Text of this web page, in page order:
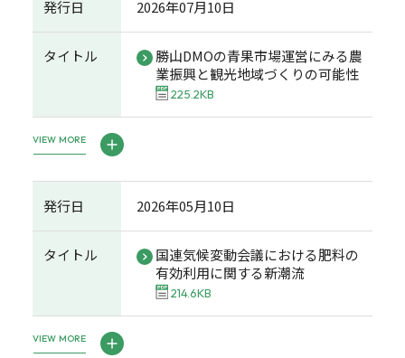
発行日 2026年07月10日
タイトル
勝山DMOの青果市場運営にみる農
業振興と観光地域づくりの可能性
225.2KB
VIEW MORE
発行日 2026年05月10日
タイトル
国連気候変動会議における肥料の
有効利用に関する新潮流
214.6KB
VIEW MORE